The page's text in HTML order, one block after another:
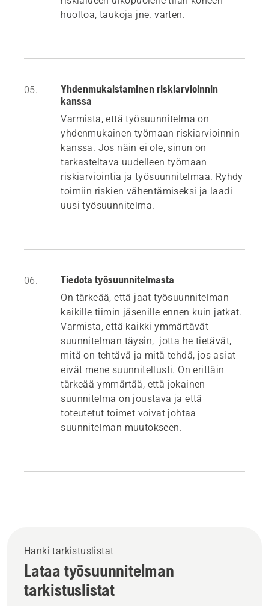
huoltoa, taukoja jne. varten.
05.
Yhdenmukaistaminen riskiarvioinnin
kanssa
Varmista, että työsuunnitelma on
yhdenmukainen työmaan riskiarvioinnin
kanssa. Jos näin ei ole, sinun on
tarkasteltava uudelleen työmaan
riskiarviointia ja työsuunnitelmaa. Ryhdy
toimiin riskien vähentämiseksi ja laadi
uusi työsuunnitelma.
06. Tiedota työsuunnitelmasta
On tärkeää, että jaat työsuunnitelman
kaikille tiimin jäsenille ennen kuin jatkat.
Varmista, että kaikki ymmärtävät
suunnitelman täysin, jotta he tietävät,
mitä on tehtävä ja mitä tehdä, jos asiat
eivät mene suunnitellusti. On erittäin
tärkeää ymmärtää, että jokainen
suunnitelma on joustava ja että
toteutetut toimet voivat johtaa
suunnitelman muutokseen.
Hanki tarkistuslistat
Lataa työsuunnitelman
tarkistuslistat